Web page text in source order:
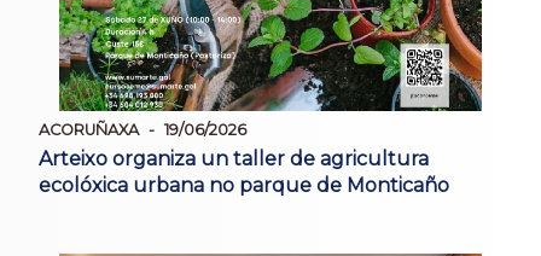
ACORUÑAXA 19/06/2026
Arteixo organiza un taller de agricultura
ecolóxica urbana no parque de Monticaño